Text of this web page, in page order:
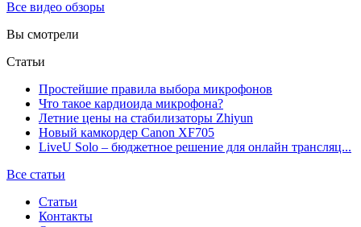
Все видео обзоры
Вы смотрели
Статьи
Простейшие правила выбора микрофонов
Что такое кардиоида микрофона?
Летние цены на стабилизаторы Zhiyun
Новый камкордер Canon XF705
LiveU Solo – бюджетное решение для онлайн трансляц...
Все статьи
Статьи
Контакты